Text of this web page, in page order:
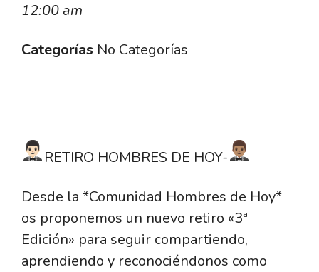
12:00 am
Categorías No Categorías
RETIRO HOMBRES DE HOY-
Desde la *Comunidad Hombres de Hoy*
os proponemos un nuevo retiro «3ª
Edición» para seguir compartiendo,
aprendiendo y reconociéndonos como